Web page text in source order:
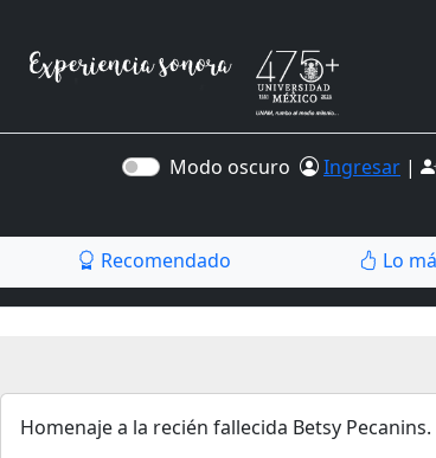
Modo oscuro Ingresar |
Recomendado Lo
Homenaje a la recién fallecida Betsy Pecanins.